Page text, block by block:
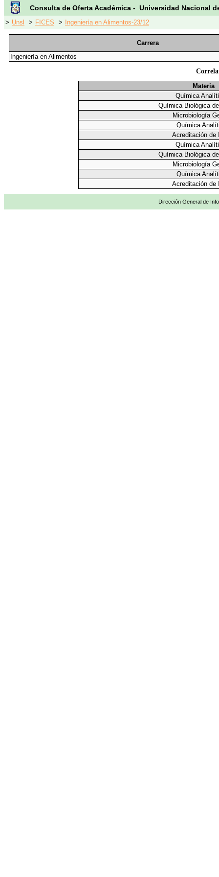
Consulta de Oferta Académica - Universidad Nacional
> Unsl > FICES > Ingeniería en Alimentos-23/12
Carrera
Ingeniería en Alimentos
Materia
Química
Química Biológica
Microbiología
Química
Acreditación de
Química
Química Biológica
Microbiología
Química
Acreditación de
Dirección General de